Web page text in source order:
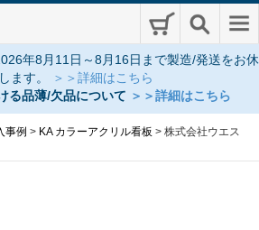
年8月11日～8月16日まで製造/発送をお休
ます。
＞＞詳細はこちら
る品薄/欠品について ＞＞詳細はこちら
事例 > KA カラーアクリル看板 > 株式会社ウエス